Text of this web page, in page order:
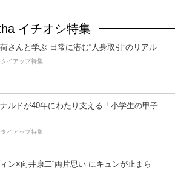
イチオシ特集
さんと学ぶ 日常に潜む“人身取引”のリアル
イアップ特集
ルドが40年にわたり支える「小学生の甲子
イアップ特集
ン×向井康二“両片思い”にキュンが止まら